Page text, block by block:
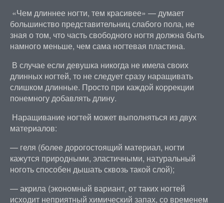
«Чем длиннее ногти, тем красивее» — думает
большинство представительниц слабого пола, не
зная о том, что часть свободного ногтя должна быть
намного меньше, чем сама ногтевая пластина.
В случае если девушка никогда не имела своих
длинных ногтей, то не следует сразу наращивать
слишком длинные. Просто при каждой коррекции
понемногу добавлять длину.
Наращивание ногтей может выполняться из двух
материалов:
— геля (более дорогостоящий материал, ногти
кажутся природными, эластичными, натуральный
ноготь способен дышать сквозь такой слой);
— акрила (экономный вариант, от таких ногтей
исходит неприятный химический запах, со временем